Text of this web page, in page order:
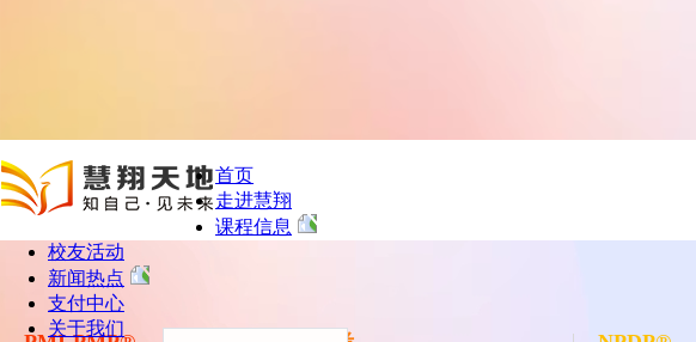
首页
走进慧翔
课程信息
校友活动
新闻热点
支付中心
关于我们